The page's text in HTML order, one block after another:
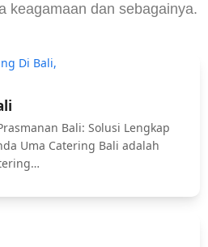
keagamaan dan sebagainya.
Bali: Solusi Lengkap
Uma Catering Bali adalah